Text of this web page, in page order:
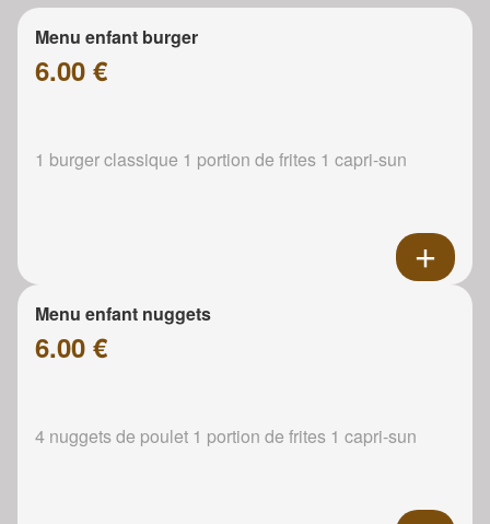
Menu enfant burger
6.00 €
1 burger classique 1 portion de frites 1 capri-sun
Menu enfant nuggets
6.00 €
4 nuggets de poulet 1 portion de frites 1 capri-sun